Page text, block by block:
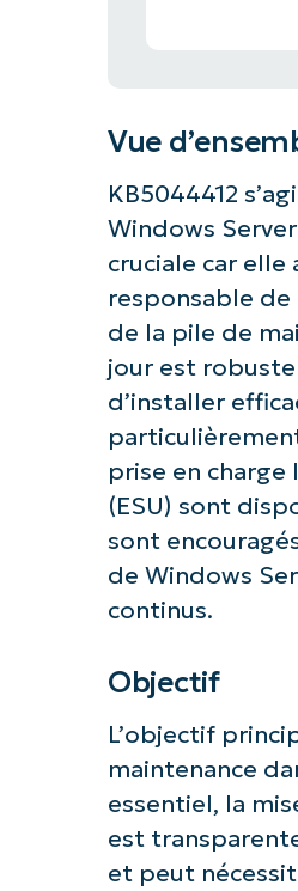
Vue
KB5044412
Windows
cruciale car
responsable de
de la pile de
jour est
d’installer
prise en charge
(ESU) sont
sont
de Windows
continus.
Objectif
L’objectif
maintenance
essentiel, la
est
et peut